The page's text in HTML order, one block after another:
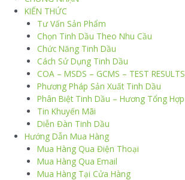
KIẾN THỨC
Tư Vấn Sản Phẩm
Chọn Tinh Dầu Theo Nhu Cầu
Chức Năng Tinh Dầu
Cách Sử Dụng Tinh Dầu
COA – MSDS – GCMS – TEST RESULTS
Phương Pháp Sản Xuất Tinh Dầu
Phân Biệt Tinh Dầu – Hương Tổng Hợp
Tin Khuyến Mãi
Diễn Đàn Tinh Dầu
Hướng Dẫn Mua Hàng
Mua Hàng Qua Điện Thoại
Mua Hàng Qua Email
Mua Hàng Tại Cửa Hàng